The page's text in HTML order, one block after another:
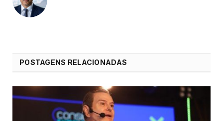
POSTAGENS RELACIONADAS